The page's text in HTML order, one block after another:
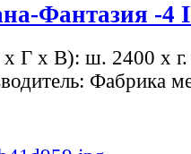
Фантазия -4
Г х В): ш. 2400 х г.
Фабрика